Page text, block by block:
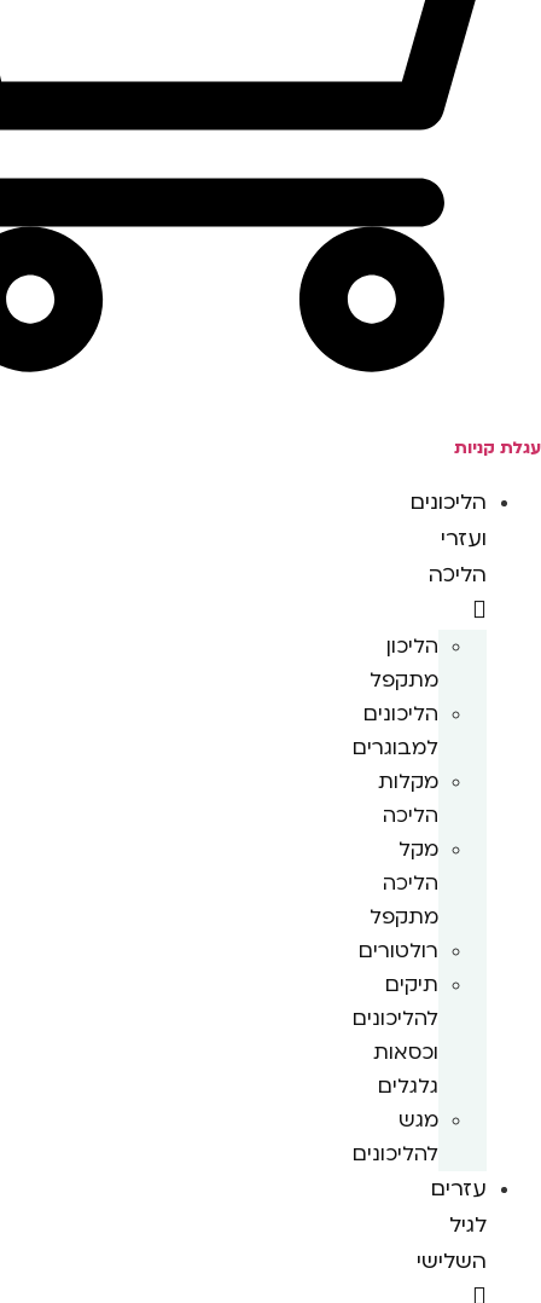
עגלת קניות
הליכונים
ועזרי
הליכה
הליכון
מתקפל
הליכונים
למבוגרים
מקלות
הליכה
מקל
הליכה
מתקפל
רולטורים
תיקים
להליכונים
וכסאות
גלגלים
מגש
להליכונים
עזרים
לגיל
השלישי